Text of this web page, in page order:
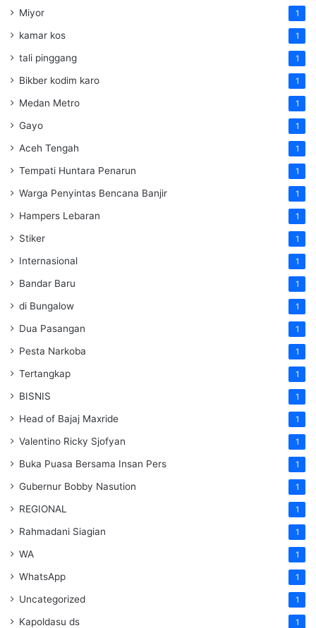
Miyor 1
kamar kos 1
tali pinggang 1
Bikber kodim karo 1
Medan Metro 1
Gayo 1
Aceh Tengah 1
Tempati Huntara Penarun 1
Warga Penyintas Bencana Banjir 1
Hampers Lebaran 1
Stiker 1
Internasional 1
Bandar Baru 1
di Bungalow 1
Dua Pasangan 1
Pesta Narkoba 1
Tertangkap 1
BISNIS 1
Head of Bajaj Maxride 1
Valentino Ricky Sjofyan 1
Buka Puasa Bersama Insan Pers 1
Gubernur Bobby Nasution 1
REGIONAL 1
Rahmadani Siagian 1
WA 1
WhatsApp 1
Uncategorized 1
Kapoldasu ds 1